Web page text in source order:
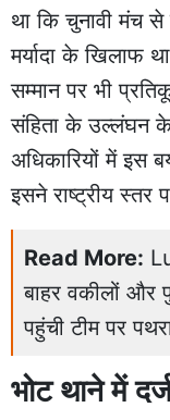
था कि चुनावी मंच से
मर्यादा के खिलाफ
सम्मान पर भी
संहिता के उल्लंघन
अधिकारियों में इस
इसने राष्ट्रीय स्तर
Read More:
बाहर वकीलों और
पहुंची टीम पर
भोट थाने में